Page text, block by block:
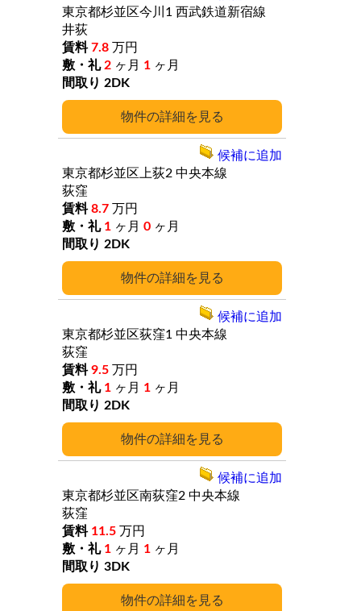
詳細
東京都杉並区今川1 西武鉄道新宿線
井荻
7.8 万円
2 ヶ月 1 ヶ月
2DK
詳細
東京都杉並区上荻2 中央本線
荻窪
8.7 万円
1 ヶ月 0 ヶ月
2DK
候補に追加
詳細
東京都杉並区荻窪1 中央本線
荻窪
9.5 万円
1 ヶ月 1 ヶ月
2DK
候補に追加
詳細
東京都杉並区南荻窪2 中央本線
荻窪
11.5 万円
1 ヶ月 1 ヶ月
3DK
候補に追加